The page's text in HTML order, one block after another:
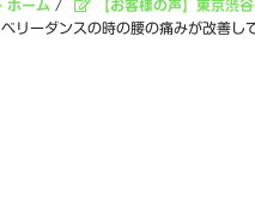
ホーム / 【お客様の声】東京渋
ベリーダンスの時の腰の痛みが改善し